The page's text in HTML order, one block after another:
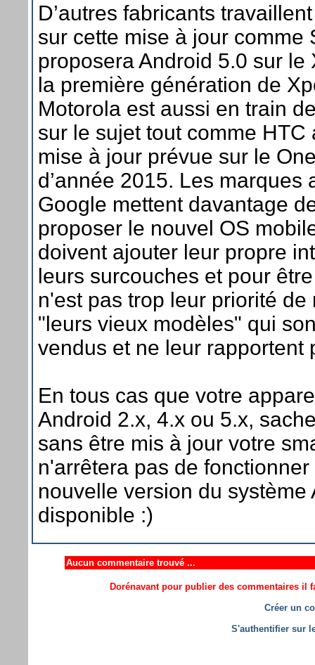
D’autres fabricants
sur cette mise à jour comme
proposera Android 5.0 sur le
la première génération de
Motorola est aussi en train
sur le sujet tout comme HTC
mise à jour prévue sur le
d’année 2015. Les marques
Google mettent davantage
proposer le nouvel OS
doivent ajouter leur propre
leurs surcouches et pour
n'est pas trop leur priorité de
"leurs vieux modèles" qui
vendus et ne leur rapportent
En tous cas que votre
Android 2.x, 4.x ou 5.x,
sans être mis à jour votre
n'arrêtera pas de
nouvelle version du système
disponible :)
Aucun commentaire trouvé ...
Dorénavant pour publier des commentaires il
Créer un
S'authentifier sur